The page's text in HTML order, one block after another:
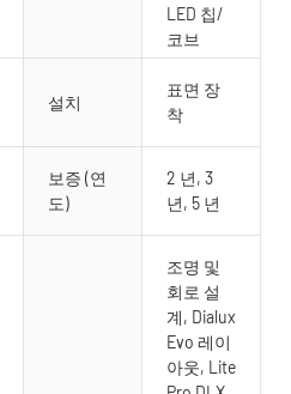
LED 칩/
코브
설치
표면 장
착
보증 (연
도)
2 년, 3
년, 5 년
조명 및
회로 설
계, Dialux
Evo 레이
아웃, Lite